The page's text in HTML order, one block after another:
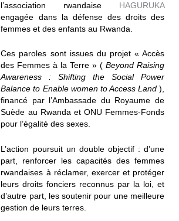
l’association rwandaise HAGURUKA
engagée dans la défense des droits des
femmes et des enfants au Rwanda.
Ces paroles sont issues du projet « Accès
des Femmes à la Terre » (Beyond Raising
Awareness : Shifting the Social Power
Balance to Enable women to Access Land),
financé par l’Ambassade du Royaume de
Suède au Rwanda et ONU Femmes-Fonds
pour l’égalité des sexes.
L’action poursuit un double objectif : d’une
part, renforcer les capacités des femmes
rwandaises à réclamer, exercer et protéger
leurs droits fonciers reconnus par la loi, et
d’autre part, les soutenir pour une meilleure
gestion de leurs terres.